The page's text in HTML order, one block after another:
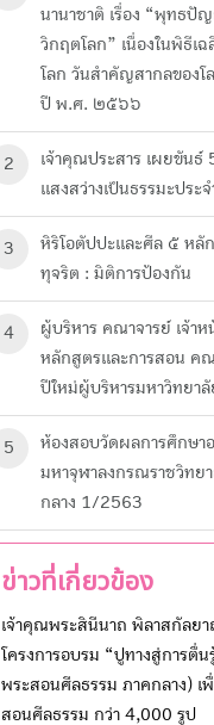
นานาชาติ เรื่อง “พุทธปั
วิกฤตโลก” เนื่องในพิธีเ
โลก วันสำคัญสากลของโ
ปี พ.ศ. ๒๕๖๖
2
เจ้าคุณประสาร เผยขันธ์
แสงสว่างเป็นธรรมะประ
3
หิริโอตัปปะและศีล ๕ หลั
ทุจริต : มิติการป้องกัน
4
ผู้บริหาร คณาจารย์ เจ้าห
หลักสูตรและการสอน ค
ปีใหม่ผู้บริหารมหาวิทยาลั
5
ห้องสอบวัดผลการศึกษา​
มหา​จุฬาลงกรณ​ราช​วิทย
กลาง 1/2563
ข่าวที่เกี่ยวข้อง
เจ้าคุณพระสินีนาถ พิลาสกัลยา
โครงการอบรม “ปูทางสู่การตื่น
พระสอนศีลธรรม ภาคกลาง) เ
สอนศีลธรรม กว่า 4,000 รูป